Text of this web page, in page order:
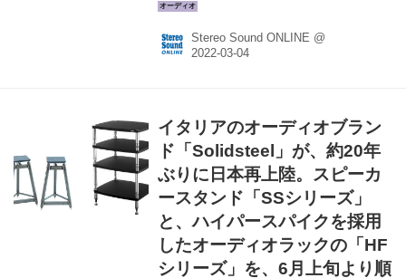
新価格 SS-7 ￥113,080（税込） SS-6
すべて2台1組ペア価格 昨年の5月にベッドフォ
ードサウンドが新たに取り扱いを開始し、約20
やむなく値上げすることになったという。 購入
を検討している方は、是非3月中のご決断をおす
すめしたい。 【 関連記...
Stereo Sound ONLINE @
イタリアのオーディオブラン
ド「Solidsteel」が、約20年
ぶりに日本再上陸。スピーカ
ースタンド「SSシリーズ」
と、ハイパースパイクを採用
したオーディオラックの「HF
シリーズ」を、6月上旬より順